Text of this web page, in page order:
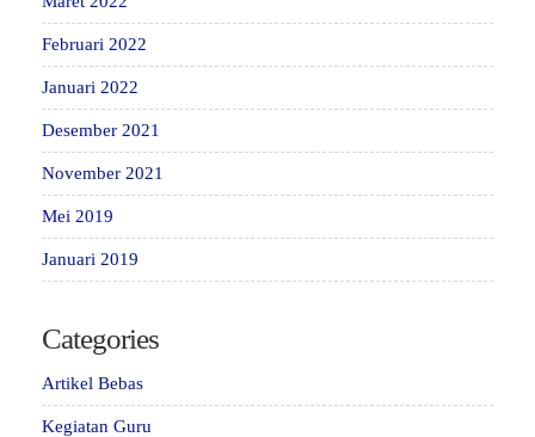
Februari 2022
Januari 2022
Desember 2021
November 2021
Mei 2019
Januari 2019
Categories
Artikel Bebas
Kegiatan Guru